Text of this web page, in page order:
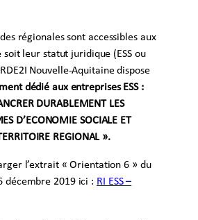
régionales sont accessibles aux
leur statut juridique (ESS ou
Nouvelle-Aquitaine dispose
dédié aux entreprises ESS :
DURABLEMENT LES
D’ECONOMIE SOCIALE ET
REGIONAL ».
l’extrait « Orientation 6 » du
décembre 2019 ici : RI ESS –